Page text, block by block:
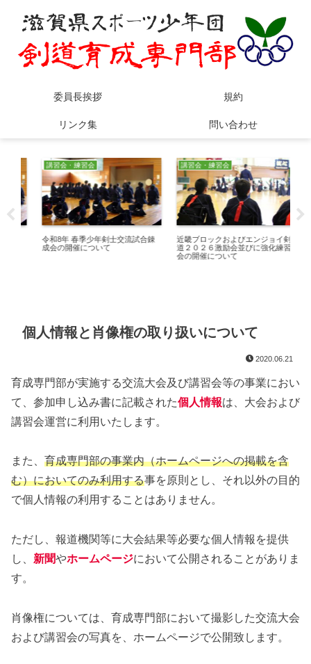
委員長挨拶 規約
リンク集 問い合わせ
講習会・練習会
近畿ブロックおよびエンジョイ剣
道２０２６激励会並びに強化練習
交流大会
令和7年度 近畿・全国スポーツ少
年団剣道交流大会について
個人情報と肖像権の取り扱いについて
2020.06.21
育成専門部が実施する交流大会及び講習会等の事業におい
て、参加申し込み書に記載された個人情報は、大会および
講習会運営に利用いたします。
また、 育成専門部の事業内（ホームページへの掲載を含
む）においてのみ利用する事を原則とし、それ以外の目的
で個人情報の利用することはありません。
ただし、報道機関等に大会結果等必要な個人情報を提供
し、 新聞やホームページにおいて公開されることがありま
す。
肖像権については、育成専門部において撮影した交流大会
および講習会の写真を、ホームページで公開致します。